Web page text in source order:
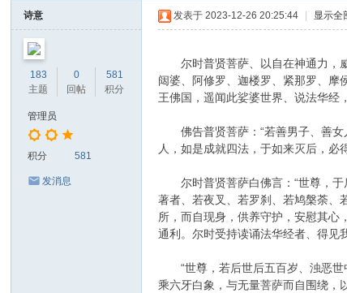
心诗意
183
主题
0
回帖
581
积分
管理员
积分 581
发消息
发表于 2023-12-26 20:25:44 显示全
尔时普贤菩萨、以自在神通力，威
闼婆、阿修罗、迦楼罗、紧那罗、摩
王佛国，遥闻此娑婆世界、说法华经
佛告普贤菩萨：“若善男子、善女
人，如是成就四法，于如来灭后，必
尔时普贤菩萨白佛言：“世尊，于
著者、若夜叉、若罗刹、若鸠槃荼、
所，而自现身，供养守护，安慰其心
通利。尔时受持读诵法华经者、得见
“世尊，若后世后五百岁、浊恶世
乘六牙白象，与无量菩萨而自围绕，